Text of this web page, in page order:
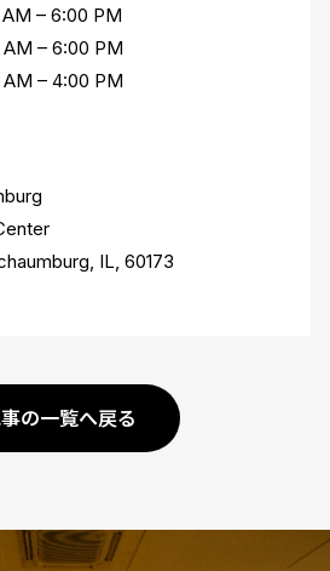
AM – 6:00 PM
AM – 6:00 PM
AM – 4:00 PM
IL, 60173
の一覧へ戻る